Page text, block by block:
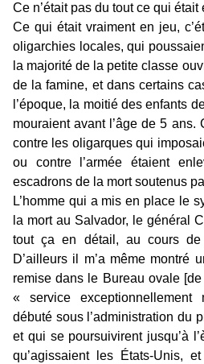
Ce n’était pas du tout ce qui était
Ce qui était vraiment en jeu,
oligarchies locales, qui
la majorité de la petite classe
de la famine, et dans certains
l’époque, la moitié des enfants
mouraient avant l’âge de 5 ans.
contre les oligarques qui
ou contre l’armée étaient
escadrons de la mort soutenus
L’homme qui a mis en place le
la mort au Salvador, le général
tout ça en détail, au cours de
D’ailleurs il m’a même montré
remise dans le Bureau ovale
« service
débuté sous l’administration du
et qui se poursuivirent jusqu’à
qu’agissaient les États-Unis,